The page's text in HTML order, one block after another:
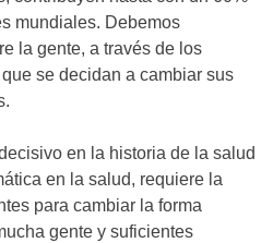
mundiales. Debemos
la gente, a través de los
se decidan a cambiar sus
en la historia de la salud
en la salud, requiere la
para cambiar la forma
gente y suficientes